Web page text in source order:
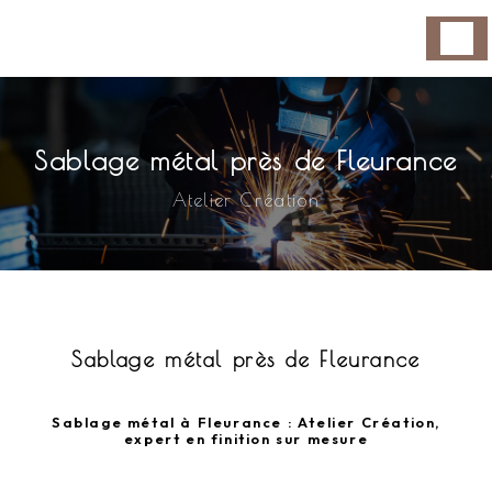
Sablage métal près de Fleurance
Atelier Création
Sablage métal près de Fleurance
Sablage métal à Fleurance : Atelier Création,
expert en finition sur mesure